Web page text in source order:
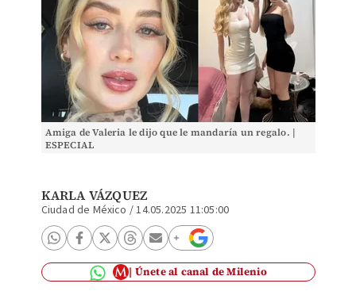
Amiga de Valeria le dijo que le mandaría un regalo. |
ESPECIAL
KARLA VÁZQUEZ
Ciudad de México /14.05.2025 11:05:00
Únete al canal de Milenio